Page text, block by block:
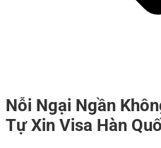
Nỗi Ngại Ngần
Tự Xin Visa Hàn